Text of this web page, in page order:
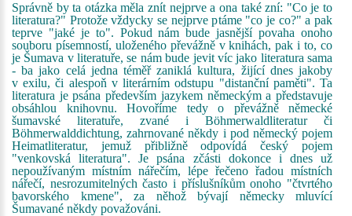
Správně by ta otázka měla znít nejprve a ona také zní: "Co je to
literatura?" Protože vždycky se nejprve ptáme "co je co?" a pak
teprve "jaké je to". Pokud nám bude jasnější povaha onoho
souboru písemností, uloženého převážně v knihách, pak i to, co
je Šumava v literatuře, se nám bude jevit víc jako literatura sama
- ba jako celá jedna téměř zaniklá kultura, žijící dnes jakoby
v exilu, či alespoň v literárním odstupu "distanční paměti". Ta
literatura je psána především jazykem německým a představuje
obsáhlou knihovnu. Hovoříme tedy o převážně německé
šumavské literatuře, zvané i Böhmerwaldliteratur či
Böhmerwalddichtung, zahrnované někdy i pod německý pojem
Heimatliteratur, jemuž přibližně odpovídá český pojem
"venkovská literatura". Je psána zčásti dokonce i dnes už
nepoužívaným místním nářečím, lépe řečeno řadou místních
nářečí, nesrozumitelných často i příslušníkům onoho "čtvrtého
bavorského kmene", za něhož bývají německy mluvící
Šumavané někdy považováni.